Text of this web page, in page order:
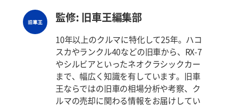
監修: 旧車王編集部
10年以上のクルマに特化して25年。ハコ
スカやランクル40などの旧車から、RX-7
やシルビアといったネオクラシックカー
まで、幅広く知識を有しています。旧車
王ならではの旧車の相場分析や考察、ク
ルマの売却に関わる情報をお届けしてい